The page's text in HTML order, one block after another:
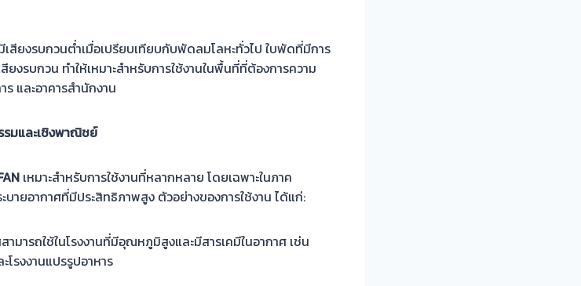
สียงรบกวนต่ำเมื่อเปรียบเทียบกับพัดลมโลหะทั่วไป ใบพัดที่มีการ
งรบกวน ทำให้เหมาะสำหรับการใช้งานในพื้นที่ที่ต้องการความ
และอาคารสำนักงาน
มและเชิงพาณิชย์
เหมาะสำหรับการใช้งานที่หลากหลาย โดยเฉพาะในภาค
ายอากาศที่มีประสิทธิภาพสูง ตัวอย่างของการใช้งาน ได้แก่:
มารถใช้ในโรงงานที่มีอุณหภูมิสูงและมีสารเคมีในอากาศ เช่น
โรงงานแปรรูปอาหาร